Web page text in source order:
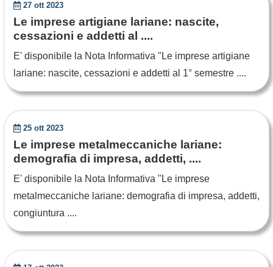
27 ott 2023
Le imprese artigiane lariane: nascite,
cessazioni e addetti al ....
E' disponibile la Nota Informativa "Le imprese artigiane
lariane: nascite, cessazioni e addetti al 1° semestre ....
25 ott 2023
Le imprese metalmeccaniche lariane:
demografia di impresa, addetti, ....
E' disponibile la Nota Informativa "Le imprese
metalmeccaniche lariane: demografia di impresa, addetti,
congiuntura ....